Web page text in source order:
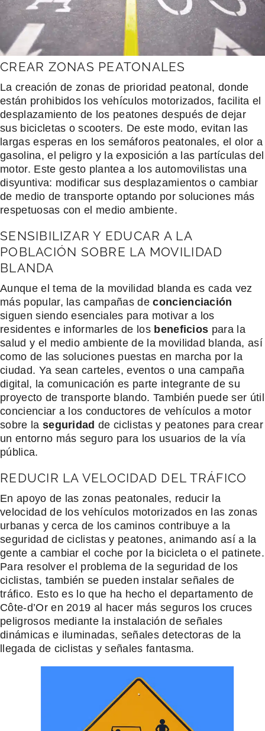
CREAR ZONAS PEATONALES
La creación de zonas de prioridad peatonal, donde
están prohibidos los vehículos motorizados, facilita el
desplazamiento de los peatones después de dejar
sus bicicletas o scooters. De este modo, evitan las
largas esperas en los semáforos peatonales, el olor a
gasolina, el peligro y la exposición a las partículas del
motor. Este gesto plantea a los automovilistas una
disyuntiva: modificar sus desplazamientos o cambiar
de medio de transporte optando por soluciones más
respetuosas con el medio ambiente.
SENSIBILIZAR Y EDUCAR A LA
POBLACIÓN SOBRE LA MOVILIDAD
BLANDA
Aunque el tema de la movilidad blanda es cada vez
más popular, las campañas deconcienciación
siguen siendo esenciales para motivar a los
residentes e informarles de losbeneficios para la
salud y el medio ambiente de la movilidad blanda, así
como de las soluciones puestas en marcha por la
ciudad. Ya sean carteles, eventos o una campaña
digital, la comunicación es parte integrante de su
proyecto de transporte blando. También puede ser útil
concienciar a los conductores de vehículos a motor
sobre la seguridad de ciclistas y peatones para crear
un entorno más seguro para los usuarios de la vía
pública.
REDUCIR LA VELOCIDAD DEL TRÁFICO
En apoyo de las zonas peatonales, reducir la
velocidad de los vehículos motorizados en las zonas
urbanas y cerca de los caminos contribuye a la
seguridad de ciclistas y peatones, animando así a la
gente a cambiar el coche por la bicicleta o el patinete.
Para resolver el problema de la seguridad de los
ciclistas, también se pueden instalar señales de
tráfico. Esto es lo que ha hecho el departamento de
Côte-d’Or en 2019 al hacer más seguros los cruces
peligrosos mediante la instalación de señales
dinámicas e iluminadas, señales detectoras de la
llegada de ciclistas y señales fantasma.